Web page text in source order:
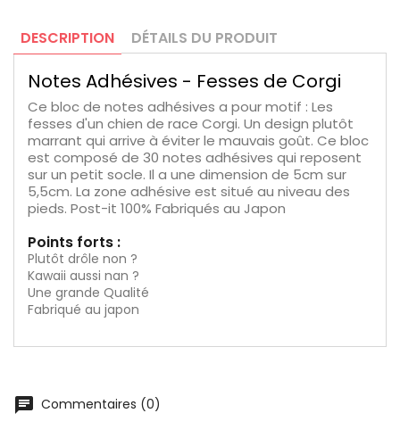
DESCRIPTION DÉTAILS DU PRODUIT
Notes Adhésives - Fesses de Corgi
Ce bloc de notes adhésives a pour motif : Les
fesses d'un chien de race Corgi. Un design plutôt
marrant qui arrive à éviter le mauvais goût. Ce bloc
est composé de 30 notes adhésives qui reposent
sur un petit socle. Il a une dimension de 5cm sur
5,5cm. La zone adhésive est situé au niveau des
pieds. Post-it 100% Fabriqués au Japon
Points forts :
Plutôt drôle non ?
Kawaii aussi nan ?
Une grande Qualité
Fabriqué au japon
chat Commentaires (0)